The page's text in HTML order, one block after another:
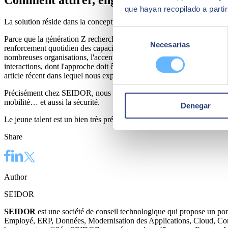
que hayan recopilado a
de
consentimiento
Necesarias
Denegar
La solution réside dans la conception d'un
Parce que la génération Z recherche des entreprises qui adoptent une
renforcement quotidien des capacités de productivité et de
nombreuses organisations, l'accent est presque exclusivement mis
interactions, dont l'approche doit être impulsée par la direction des
article récent dans lequel nous expliquons le concept de
Précisément chez SEIDOR, nous mettons à la disposition des
mobilité… et aussi la sécurité.
Le jeune talent est un bien très précieux, malheureusement, assez
Share
Author
SEIDOR
SEIDOR est une société de conseil technologique qui propose un
Employé, ERP, Données, Modernisation des Applications, Cloud,